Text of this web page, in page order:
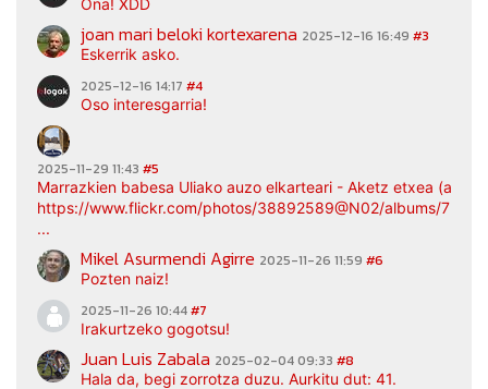
Ona! XDD
joan mari beloki kortexarena 2025-12-16 16:49 #3
Eskerrik asko.
2025-12-16 14:17 #4
Oso interesgarria!
2025-11-29 11:43 #5
Marrazkien babesa Uliako auzo elkarteari - Aketz etxea
https://www.flickr.com/photos/38892589@N02/albums/
...
Mikel Asurmendi Agirre 2025-11-26 11:59 #6
Pozten naiz!
2025-11-26 10:44#7
Irakurtzeko gogotsu!
Juan Luis Zabala 2025-02-04 09:33 #8
Hala da, begi zorrotza duzu. Aurkitu dut: 41.